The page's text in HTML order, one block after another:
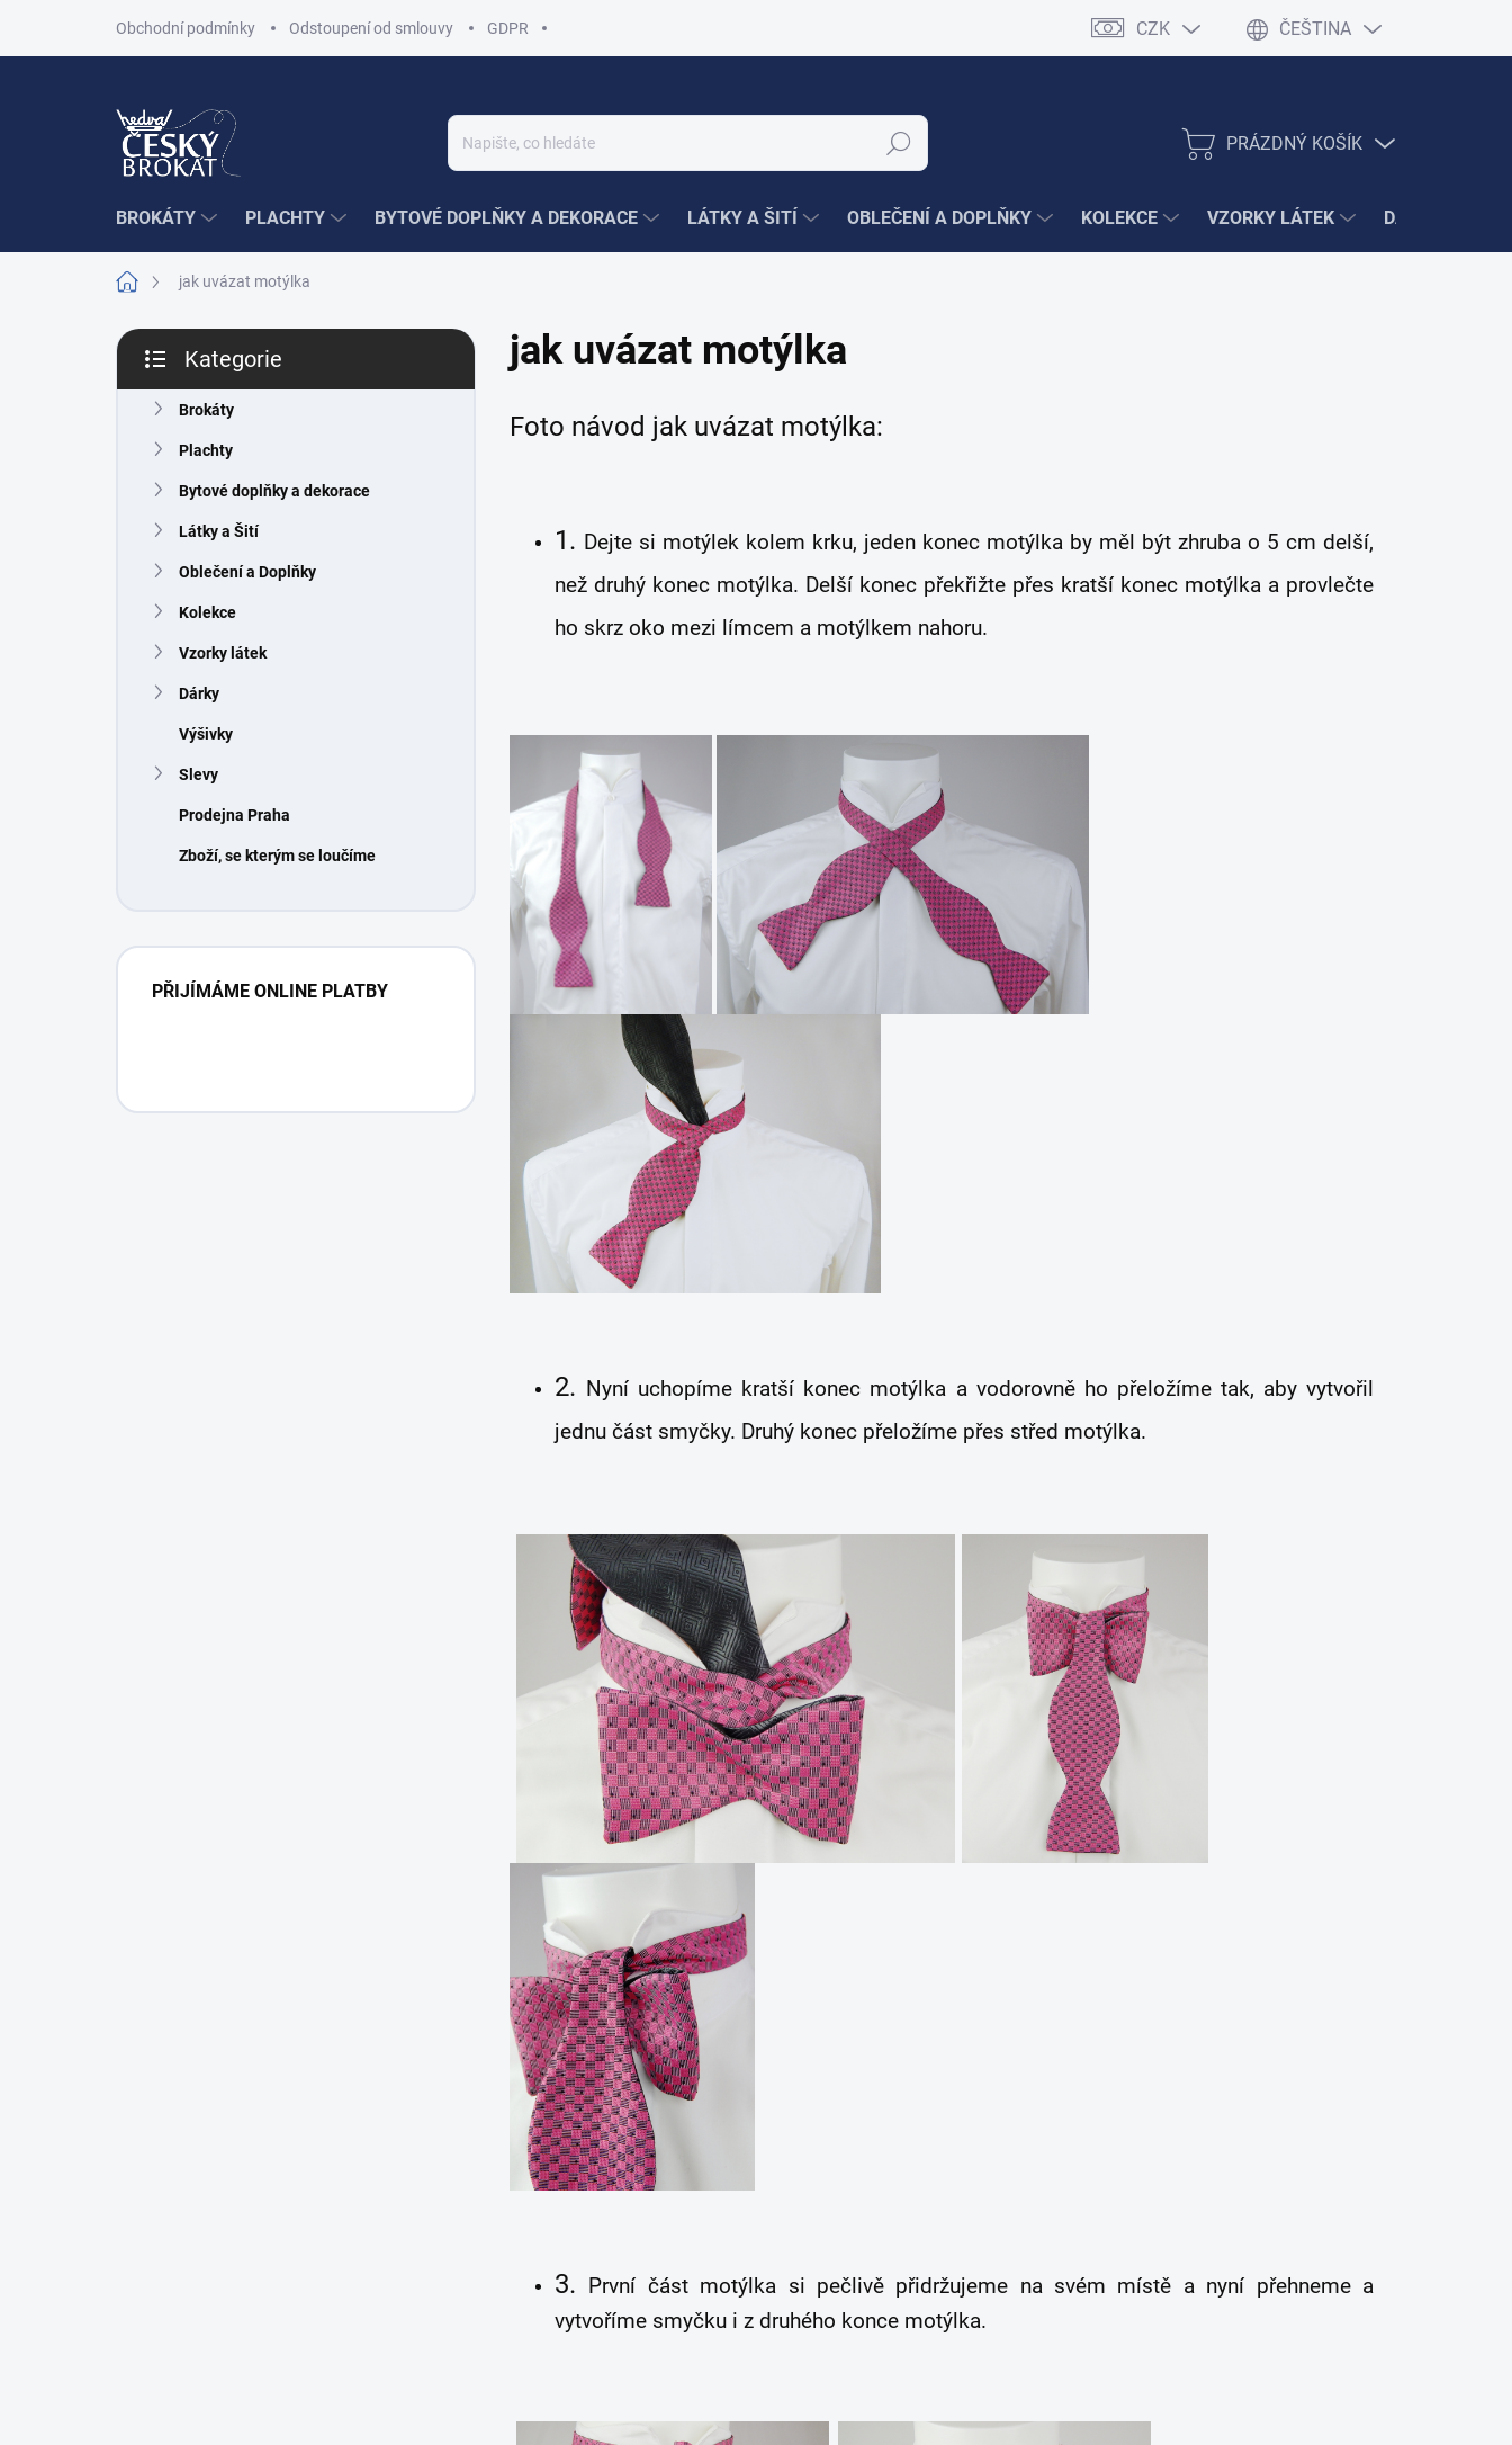
Obchodní podmínky Odstoupení od smlouvy GDPR CZK ČEŠTINA
Hledat
NÁKUPNÍ
PRÁZDNÝ KOŠÍK
BROKÁTY PLACHTY BYTOVÉ DOPLŇKY A DEKORACE LÁTKY A ŠITÍ OBLEČENÍ A DOPLŇKY KOLEKCE VZORKY LÁTEK DÁRKY
Domů jak uvázat motýlka
P
s
kategorie
Kategorie
Brokáty
Plachty
Bytové doplňky a dekorace
Látky a Šití
Oblečení a Doplňky
Kolekce
Vzorky látek
Dárky
Výšivky
Slevy
Prodejna Praha
Zboží, se kterým se loučíme
PŘIJÍMÁME ONLINE PLATBY
jak uvázat motýlka
Foto návod jak uvázat motýlka:
1. Dejte si motýlek kolem krku, jeden konec motýlka by měl být zhruba o 5 cm delší,
než druhý konec motýlka. Delší konec překřižte přes kratší konec motýlka a provlečte
ho skrz oko mezi límcem a motýlkem nahoru.
2. Nyní uchopíme kratší konec motýlka a vodorovně ho přeložíme tak, aby vytvořil
jednu část smyčky. Druhý konec přeložíme přes střed motýlka.
3. První část motýlka si pečlivě přidržujeme na svém místě a nyní přehneme a
vytvoříme smyčku i z druhého konce motýlka.